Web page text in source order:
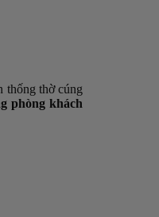
thống thờ cúng
phòng khách